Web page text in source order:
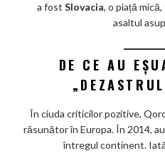
a fost Slovacia, o piață
asaltul
DE CE AU
În ciuda criticilor pozitive,
răsunător în Europa. În 2014,
întregul continent.